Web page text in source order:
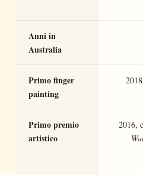
Anni in
Australia
Primo finger
painting
Primo premio
artistico
2016,